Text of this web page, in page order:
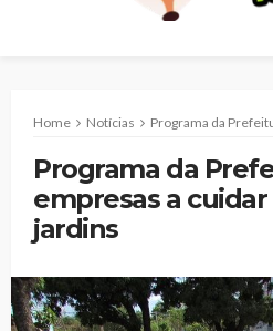
Home Notícias Programa da Prefeitura
Programa da
empresas a
jardins